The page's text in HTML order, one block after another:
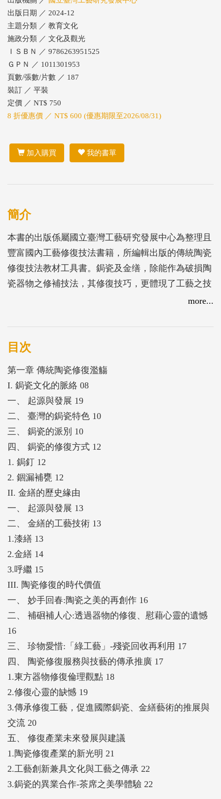
出版日期 ／ 2024-12
主題分類 ／ 教育文化
施政分類 ／ 文化及觀光
ＩＳＢＮ ／ 9786263951525
ＧＰＮ ／ 1011301953
頁數/張數/片數 ／ 187
裝訂 ／ 平裝
定價 ／ NT$ 750
8 折優惠價 ／ NT$ 600 (優惠期限至2026/08/31)
加入購買 我的書單
簡介
本書的出版係屬國立臺灣工藝研究發展中心為整理且
豐富國內工藝修復技法書籍，所編輯出版的傳統陶瓷
修復技法教材工具書。鋦瓷及金缮，除能作為破損陶
瓷器物之修補技法，其修復技巧，更體現了工藝之技
術性、美學素養及創意巧思；承載破損器物的情感延
物對話之歷程。目前國內著重於技巧面向編寫鋦瓷、
金繕的教學書籍較為缺乏，本書除了從陶瓷修復的文
並十分著重傳統陶瓷修復技法之材料、工具、修補技
法應用之介紹及步驟說明，透過詳盡的技法操作示
範、照片圖說、步驟解析，記錄下珍貴且值得存續的
傳統陶瓷修復技法之工具、工序、工法，讓閱覽者有
系統性的工具書翻閱，正確的理解這項修復技法，並
在反覆觀摩、實際操作中，獲致應具備的傳統陶瓷修
復技法基本知能和技法應用。
more...
目次
第一章 傳統陶瓷修復濫觴
I. 鋦瓷文化的脈絡 08
一、 起源與發展 19
二、 臺灣的鋦瓷特色 10
三、 鋦瓷的派別 10
四、 鋦瓷的修復方式 12
1. 鋦釘 12
2. 錮漏補甕 12
II. 金繕的歷史緣由
一、 起源與發展 13
二、 金繕的工藝技術 13
1.漆繕 13
2.金繕 14
3.呼繼 15
III. 陶瓷修復的時代價值
一、 妙手回春:陶瓷之美的再創作 16
二、 補硘補人心:透過器物的修復、慰藉心靈的遺憾
16
三、 珍物愛惜:「綠工藝」-殘瓷回收再利用 17
四、 陶瓷修復服務與技藝的傳承推廣 17
1.東方器物修復倫理觀點 18
2.修復心靈的缺憾 19
3.傳承修復工藝，促進國際鋦瓷、金繕藝術的推展與
交流 20
五、 修復產業未來發展與建議
1.陶瓷修復產業的新光明 21
2.工藝創新兼具文化與工藝之傳承 22
3.鋦瓷的異業合作-茶席之美學體驗 22